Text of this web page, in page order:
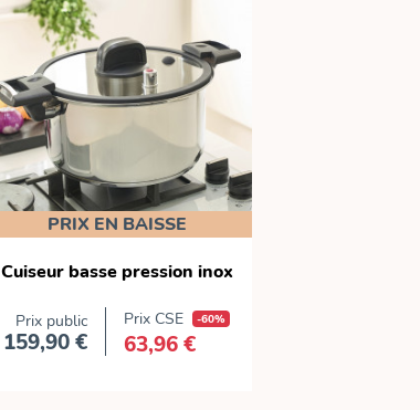
PRIX EN BAISSE
Cuiseur basse pression inox
Prix public
Prix
159,90 €
Prix CSE -60%
63,96 €